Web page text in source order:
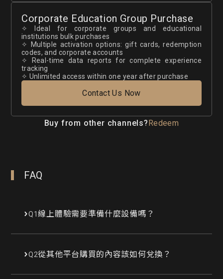
Corporate Education Group Purchase
✧ Ideal for corporate groups and educational
institutions bulk purchases
✧ Multiple activation options: gift cards, redemption
codes, and corporate accounts
✧ Real-time data reports for complete experience
tracking
✧ Unlimited access within one year after purchase
Contact Us Now
Buy from other channels? Redeem
FAQ
Q1線上體驗需要準備什麼設備嗎？
Q2從其他平台購買的內容該如何兌換？